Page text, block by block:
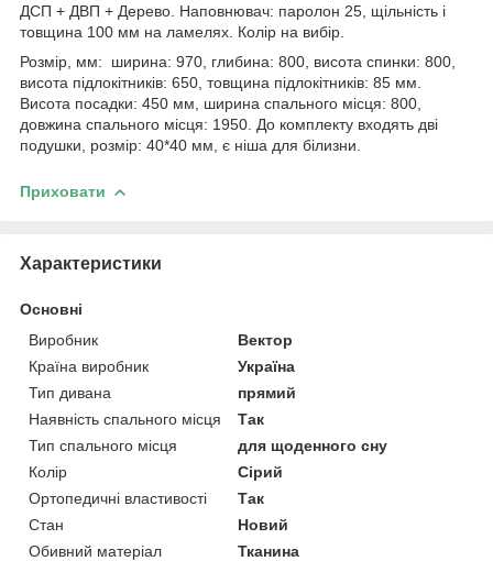
ДСП + ДВП + Дерево. Наповнювач: паролон 25, щільність і
товщина 100 мм на ламелях. Колір на вибір.
Розмір, мм: ширина: 970, глибина: 800, висота спинки: 800,
висота підлокітників: 650, товщина підлокітників: 85 мм.
Висота посадки: 450 мм, ширина спального місця: 800,
довжина спального місця: 1950. До комплекту входять дві
подушки, розмір: 40*40 мм, є ніша для білизни.
Приховати
Характеристики
Основні
Виробник
Вектор
Країна виробник
Україна
Тип дивана
прямий
Наявність спального місця
Так
Тип спального місця
для щоденного сну
Колір
Сірий
Ортопедичні властивості
Так
Стан
Новий
Обивний матеріал
Тканина